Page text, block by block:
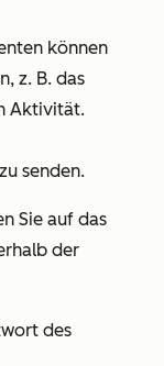
können
z. B. das
Aktivität.
senden.
Sie auf das
der
des